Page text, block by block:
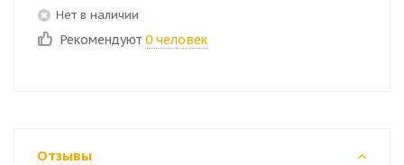
Нет в наличии
Рекомендуют 0 человек
Отзывы